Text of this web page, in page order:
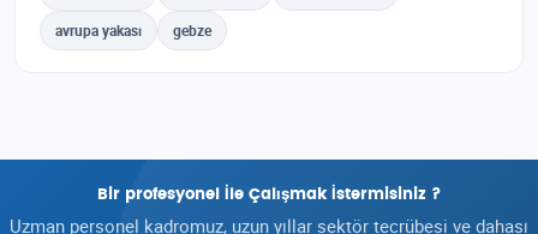
avrupa yakası gebze
Bir profesyonel İle Çalışmak İstermisiniz ?
Uzman personel kadromuz, uzun yıllar sektör tecrübesi ve dahası